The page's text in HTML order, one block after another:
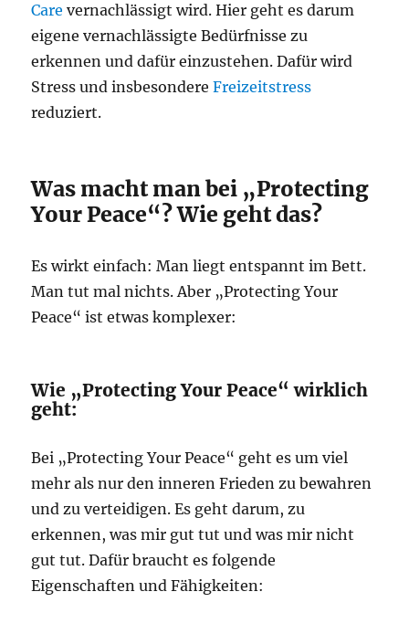
Care vernachlässigt wird. Hier geht es darum
eigene vernachlässigte Bedürfnisse zu
erkennen und dafür einzustehen. Dafür wird
Stress und insbesondereFreizeitstress
reduziert.
Was macht man bei „Protecting
Your Peace“? Wie geht das?
Es wirkt einfach: Man liegt entspannt im Bett.
Man tut mal nichts. Aber „Protecting Your
Peace“ ist etwas komplexer:
Wie „Protecting Your Peace“ wirklich
geht:
Bei „Protecting Your Peace“ geht es um viel
mehr als nur den inneren Frieden zu bewahren
und zu verteidigen. Es geht darum, zu
erkennen, was mir gut tut und was mir nicht
gut tut. Dafür braucht es folgende
Eigenschaften und Fähigkeiten: